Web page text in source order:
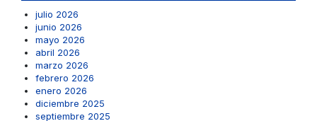
julio 2026
junio 2026
mayo 2026
abril 2026
marzo 2026
febrero 2026
enero 2026
diciembre 2025
septiembre 2025